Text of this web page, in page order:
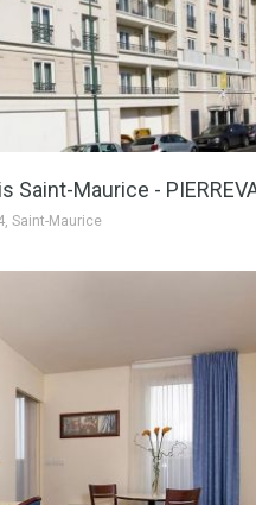
Saint-Maurice -
Saint-Maurice